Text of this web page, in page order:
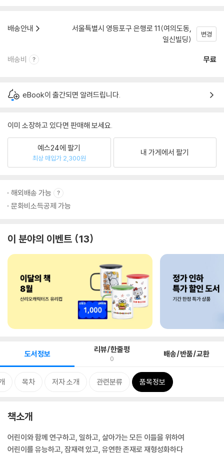
배송안내
서울특별시 영등포구 은행로 11(여의도동,
일신빌딩)
변경
배송비 무료
eBook이 출간되면 알려드립니다.
이미 소장하고 있다면 판매해 보세요.
예스24에 팔기
최상 매입가 2,300원
내 가게에서 팔기
해외배송 가능
문화비소득공제 가능
이 분야의 이벤트 13
도서정보 리뷰/한줄평
0 배송/반품/교환
목차 저자 소개 관련분류 품목정보
책소개
어린이와 함께 연구하고, 일하고, 살아가는 모든 이들을 위하여
어린이를 유능하고, 잠재력 있고, 유연한 존재로 재형성화하다